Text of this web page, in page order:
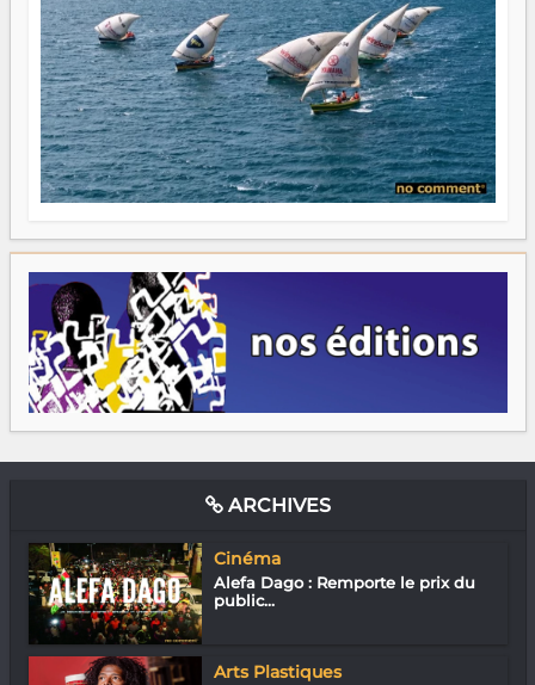
ARCHIVES
Cinéma
Alefa Dago : Remporte le prix du
public...
Arts Plastiques